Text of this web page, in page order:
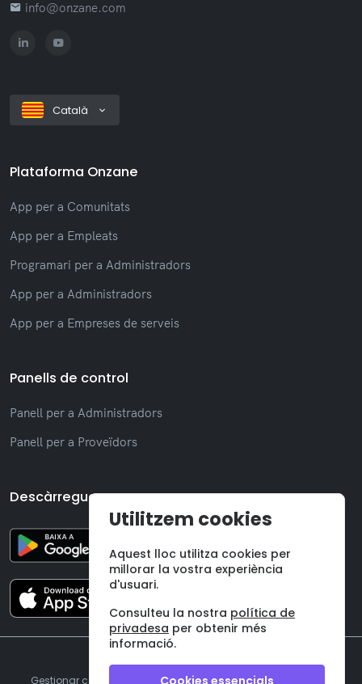
info@onzane.com
Català
Plataforma Onzane
App per a Comunitats
App per a Empleats
Programari per a Administradors
App per a Administradors
App per a Empreses de serveis
Panells de control
Panell per a Administradors
Panell per a Proveïdors
Descàrregues
©2026 Onzane SL
Gestionar cookies Avís legal | Política de privadesa
Utilitzem cookies
Aquest lloc utilitza cookies per
millorar la vostra experiència
d'usuari.
Consulteu la nostra política de
privadesa per obtenir més
informació.